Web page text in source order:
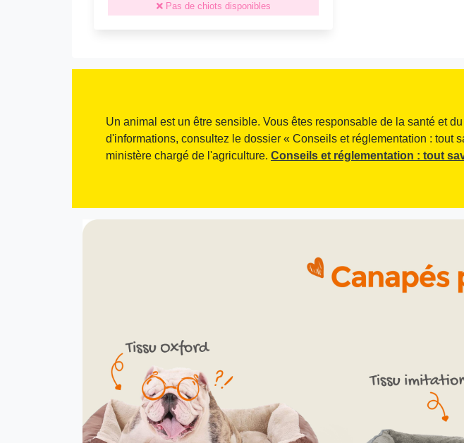
Pas de chiots disponibles
Un animal est un être sensible. Vous êtes responsable de la santé et
d'informations, consultez le dossier « Conseils et réglementation : tout
ministère chargé de l'agriculture. Conseils et réglementation : tout